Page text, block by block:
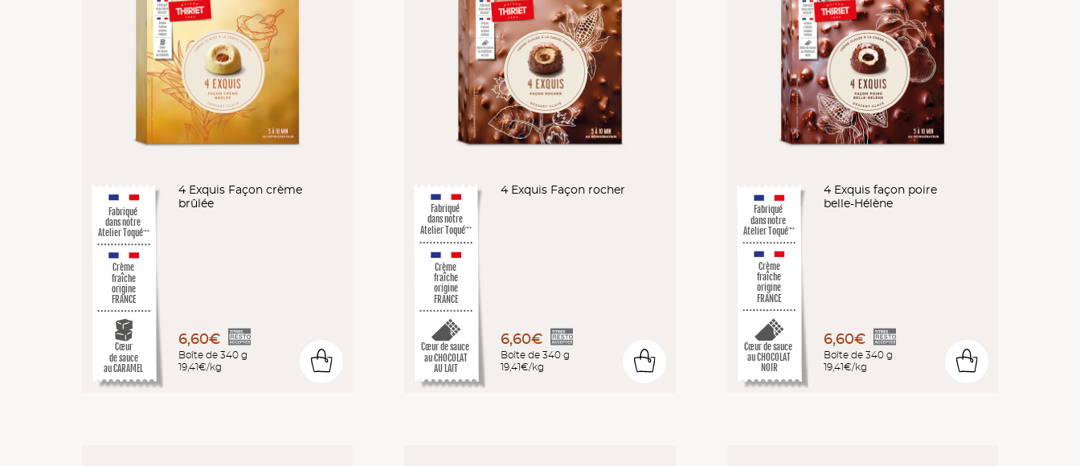
Fabriqué
dans notre
Atelier Toqué™*
Crème
fraîche
origine
FRANCE
Cœur
de sauce
au CARAMEL
4 Exquis Façon crème
brûlée
6,60€
Boîte de 340 g
19,41€/kg
0
Fabriqué
dans notre
Atelier Toqué™*
Crème
fraîche
origine
FRANCE
Cœur de sauce
au CHOCOLAT
AU LAIT
4 Exquis Façon rocher
6,60€
Boîte de 340 g
19,41€/kg
0
Fabriqué
dans notre
Atelier Toqué™*
Crème
fraîche
origine
FRANCE
Cœur de sauce
au CHOCOLAT
NOIR
4 Exquis façon poire
belle-Hélène
6,60€
Boîte de 340 g
19,41€/kg
0